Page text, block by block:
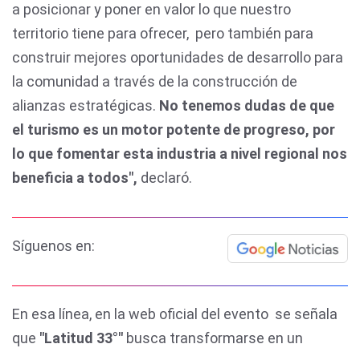
a posicionar y poner en valor lo que nuestro
territorio tiene para ofrecer, pero también para
construir mejores oportunidades de desarrollo para
la comunidad a través de la construcción de
alianzas estratégicas. No tenemos dudas de que
el turismo es un motor potente de progreso, por
lo que fomentar esta industria a nivel regional nos
beneficia a todos", declaró.
Síguenos en:
En esa línea, en la web oficial del evento se señala
que "Latitud 33°" busca transformarse en un